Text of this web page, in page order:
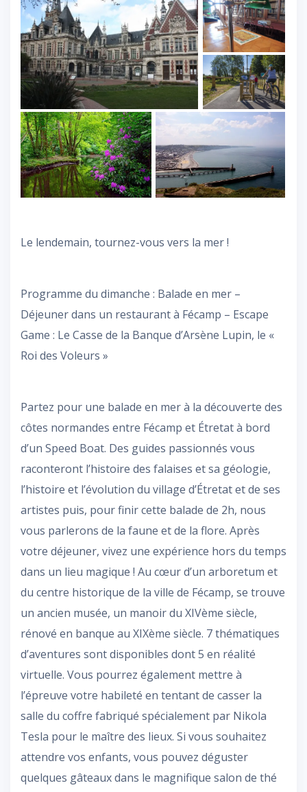
Le lendemain, tournez-vous vers la mer !
Programme du dimanche : Balade en mer –
Déjeuner dans un restaurant à Fécamp – Escape
Game : Le Casse de la Banque d’Arsène Lupin, le «
Roi des Voleurs »
Partez pour une balade en mer à la découverte des
côtes normandes entre Fécamp et Étretat à bord
d’un Speed Boat. Des guides passionnés vous
raconteront l’histoire des falaises et sa géologie,
l’histoire et l’évolution du village d’Étretat et de ses
artistes puis, pour finir cette balade de 2h, nous
vous parlerons de la faune et de la flore. Après
votre déjeuner, vivez une expérience hors du temps
dans un lieu magique ! Au cœur d’un arboretum et
du centre historique de la ville de Fécamp, se trouve
un ancien musée, un manoir du XIVème siècle,
rénové en banque au XIXème siècle. 7 thématiques
d’aventures sont disponibles dont 5 en réalité
virtuelle. Vous pourrez également mettre à
l’épreuve votre habileté en tentant de casser la
salle du coffre fabriqué spécialement par Nikola
Tesla pour le maître des lieux. Si vous souhaitez
attendre vos enfants, vous pouvez déguster
quelques gâteaux dans le magnifique salon de thé